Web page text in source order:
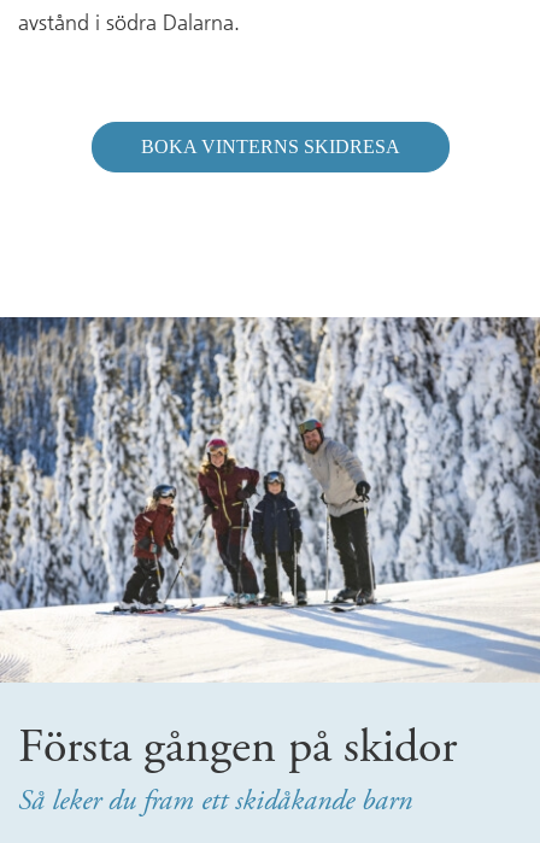
avstånd i södra Dalarna.
BOKA VINTERNS SKIDRESA
Första gången på skidor
Så leker du fram ett skidåkande barn